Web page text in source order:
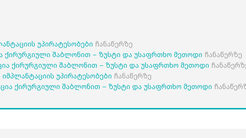
უპირატესობები ჩანაწერზე
ქირურგიული შაბლონით – ზუსტი და უსაფრთხო მეთოდი ჩანაწერზე
ქირურგიული შაბლონით – ზუსტი და უსაფრთხო მეთოდი
უპირატესობები ჩანაწერზე
ქირურგიული შაბლონით – ზუსტი და უსაფრთხო მეთოდი